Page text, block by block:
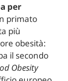
per
primato
più
obesità:
il secondo
Obesity